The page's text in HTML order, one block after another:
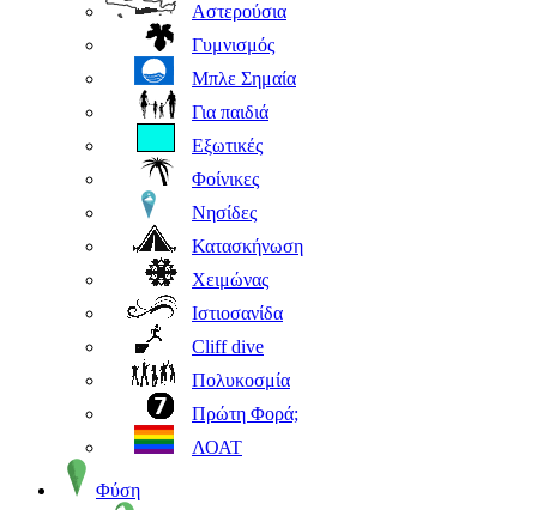
Αστερούσια
Γυμνισμός
Μπλε Σημαία
Για παιδιά
Εξωτικές
Φοίνικες
Νησίδες
Κατασκήνωση
Χειμώνας
Ιστιοσανίδα
Cliff dive
Πολυκοσμία
Πρώτη Φορά;
ΛΟΑΤ
Φύση